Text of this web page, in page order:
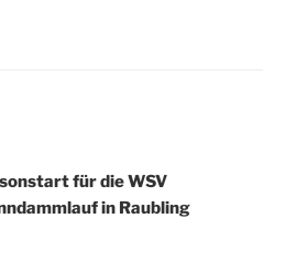
für die WSV
in Raubling